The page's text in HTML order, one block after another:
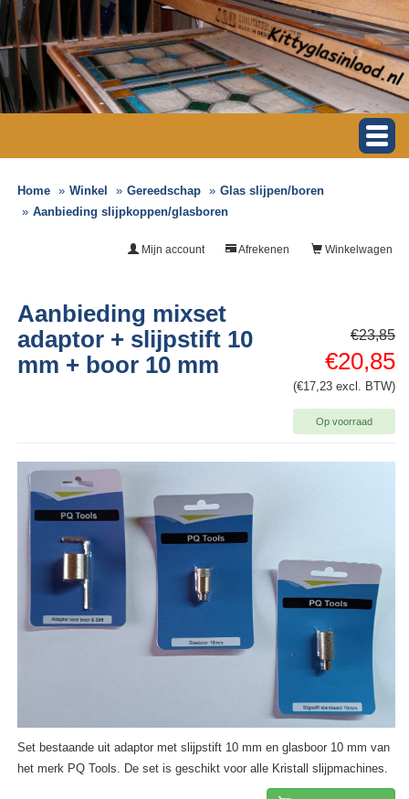
Home Winkel Gereedschap
Glas slijpen/boren
Aanbieding slijpkoppen/glasboren
Winkelwagen
Afrekenen
Mijn account
€23,85
€20,85
(€17,23 excl. BTW)
Op voorraad
Aanbieding mixset
adaptor + slijpstift 10
mm + boor 10 mm
Set bestaande uit adaptor met slijpstift 10 mm en glasboor 10 mm van
het merk PQ Tools. De set is geschikt voor alle Kristall slijpmachines.